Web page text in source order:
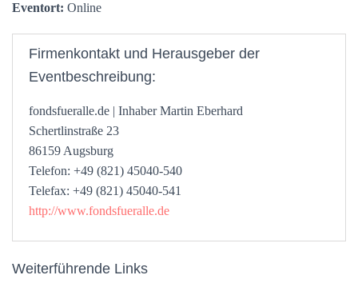
Eventort: Online
Firmenkontakt und Herausgeber der
Eventbeschreibung:
fondsfueralle.de | Inhaber Martin Eberhard
Schertlinstraße 23
86159 Augsburg
Telefon: +49 (821) 45040-540
Telefax: +49 (821) 45040-541
http://www.fondsfueralle.de
Weiterführende Links